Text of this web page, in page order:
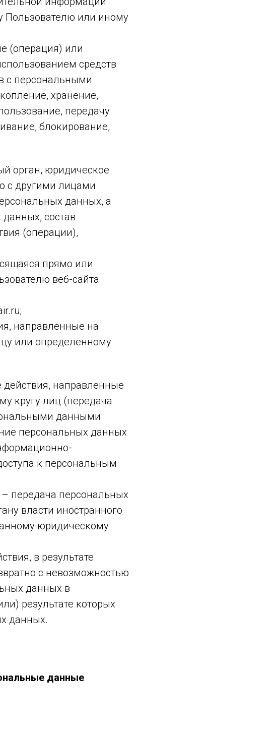
Пользователю или иному
(операция) или
средств
с персональными
хранение,
передачу
блокирование,
орган, юридическое
с другими лицами
данных, а
состав
(операции),
прямо или
веб-сайта
направленные на
или определенному
направленные
кругу лиц (передача
данными
персональных данных
к персональным
передача персональных
власти иностранного
юридическому
в результате
с невозможностью
данных в
результате которых
данных.
данные